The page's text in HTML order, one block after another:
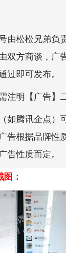
由松松兄弟负
双方商谈，广
过即可发布。
注明【广告】
如腾讯企点）
告根据品牌性
告性质而定。
：